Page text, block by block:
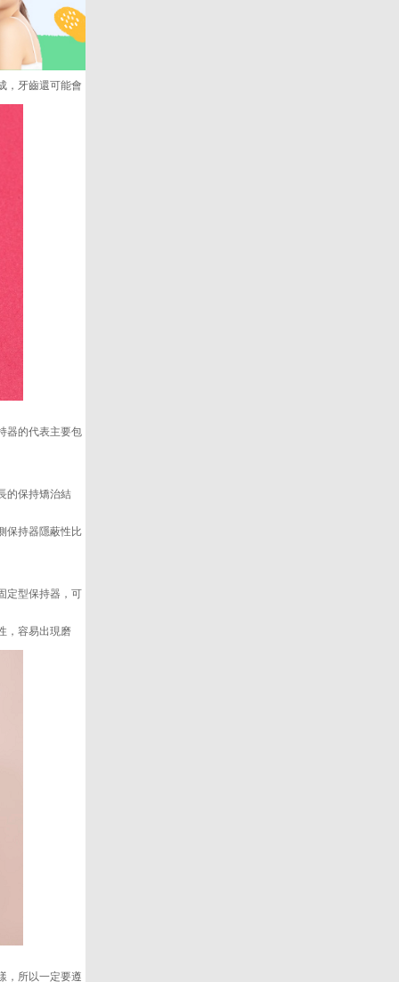
牙齒還可能會
器的代表主要包
的保持矯治結
保持器隱蔽性比
定型保持器，可
，容易出現磨
，所以一定要遵